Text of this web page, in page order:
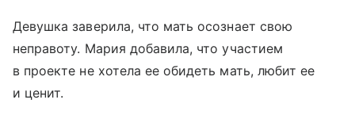
Девушка заверила, что мать осознает свою
неправоту. Мария добавила, что участием
в проекте не хотела ее обидеть мать, любит ее
и ценит.